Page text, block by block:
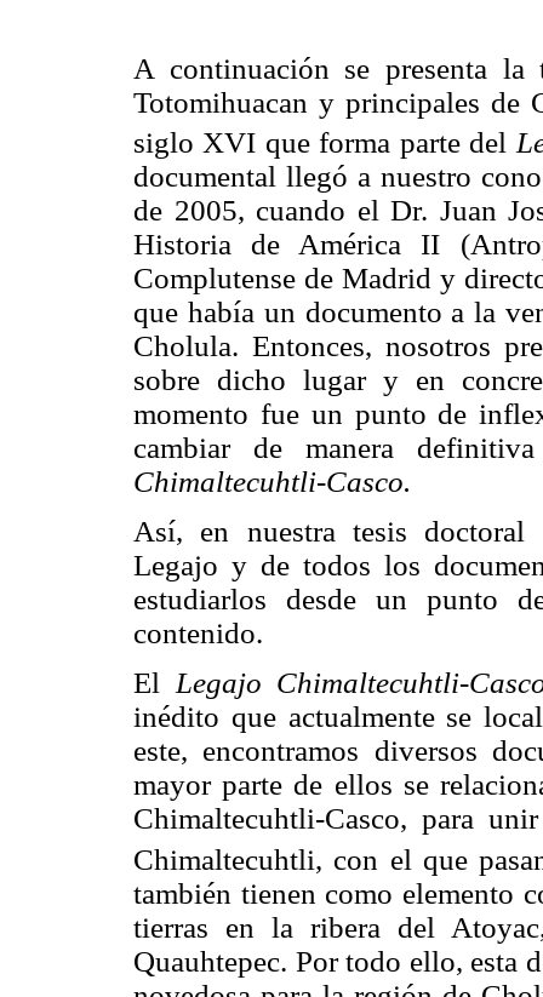
A continuación se presenta
Totomihuacan y principales de
siglo XVI que forma parte del
documental llegó a nuestro
de 2005, cuando el Dr. Juan
Historia de América II
Complutense de Madrid y
que había un documento a la
Cholula. Entonces, nosotros
sobre dicho lugar y en
momento fue un punto de
cambiar de manera
Chimaltecuhtli-Casco.
Así, en nuestra tesis
Legajo y de todos los
estudiarlos desde un punto
contenido.
ElLegajo Chimaltecuhtli-
inédito que actualmente se
este, encontramos diversos
mayor parte de ellos se
Chimaltecuhtli-Casco, para
Chimaltecuhtli, con el que
también tienen como elemento
tierras en la ribera del
Quauhtepec. Por todo ello, esta